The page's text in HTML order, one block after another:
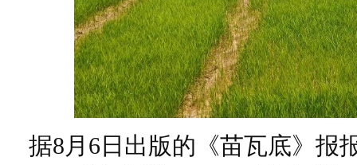
据8月6日出版的《苗瓦底》报